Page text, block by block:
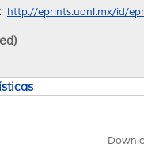
http://eprints.uanl.mx/id/